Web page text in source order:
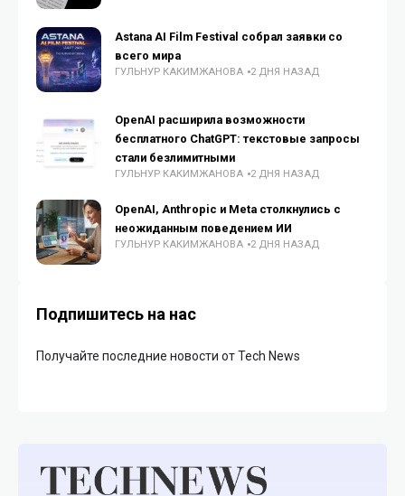
Astana AI Film Festival собрал заявки со
всего мира
ГУЛЬНУР КАКИМЖАНОВА 2 ДНЯ НАЗАД
OpenAI расширила возможности
бесплатного ChatGPT: текстовые запросы
стали безлимитными
ГУЛЬНУР КАКИМЖАНОВА 2 ДНЯ НАЗАД
OpenAI, Anthropic и Meta столкнулись с
неожиданным поведением ИИ
ГУЛЬНУР КАКИМЖАНОВА 2 ДНЯ НАЗАД
Подпишитесь на нас
Получайте последние новости от Tech News